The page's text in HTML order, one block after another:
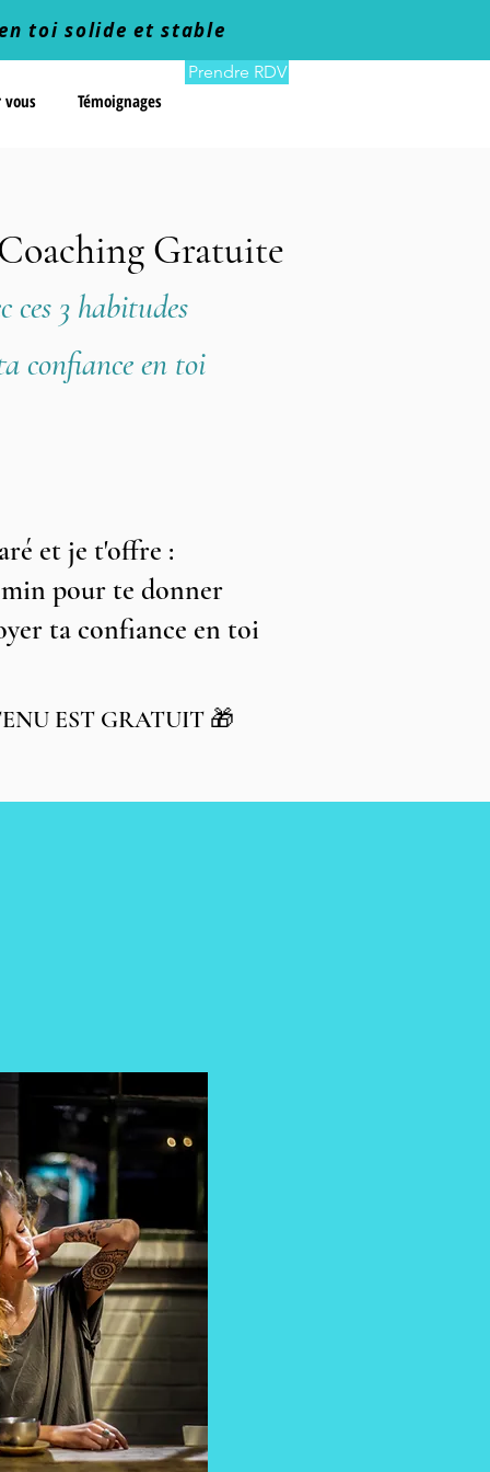
toi solide et stable
vous Témoignages
Prendre RDV
Gratuite
3 habitudes
confiance en toi
et je t'offre :
pour te donner
ta confiance en toi
EST GRATUIT 🎁